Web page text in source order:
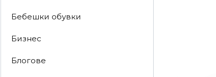
Бебешки обувки
Бизнес
Блогове